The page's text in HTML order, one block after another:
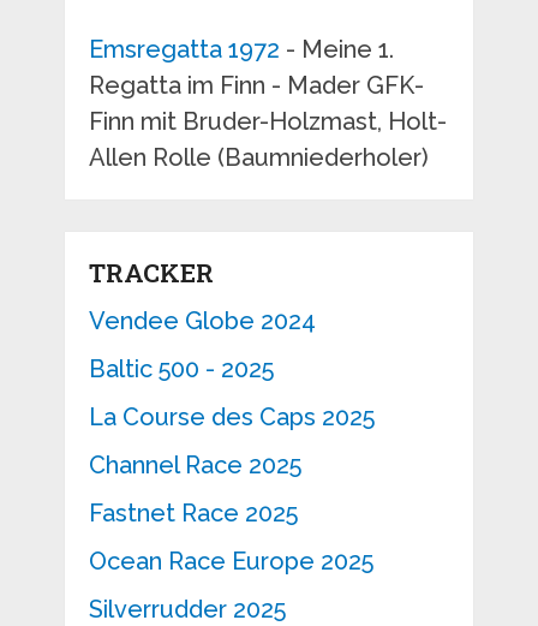
Emsregatta 1972 - Meine 1.
Regatta im Finn - Mader GFK-
Finn mit Bruder-Holzmast, Holt-
Allen Rolle (Baumniederholer)
TRACKER
Vendee Globe 2024
Baltic 500 - 2025
La Course des Caps 2025
Channel Race 2025
Fastnet Race 2025
Ocean Race Europe 2025
Silverrudder 2025